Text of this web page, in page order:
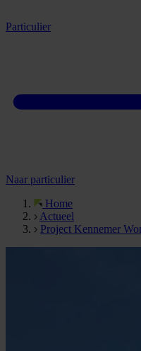
Particulier
Naar particulier
Home
Actueel
Project Kennemer